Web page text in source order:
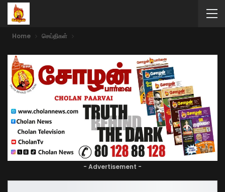
Home செய்திகள்
- Advertisement -